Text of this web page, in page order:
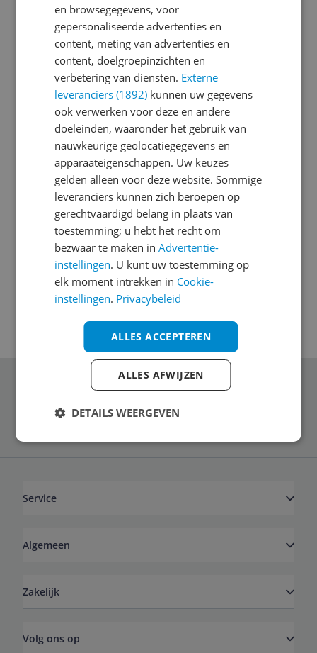
Je wachtwoord moet minimaal 6 karakters
bevatten
Wachtwoord herhalen
Ik ga akkoord met deAlgemene Voorwaarden
en hetprivacy statementvan Reshift
Ik ontvang graag interessante acties en
aanbiedingen van Kieskeurig.nl en
Digitalvia e-mail
Aanmelden
Schrijf je in voor onze nieuwsbrief
Service
Algemeen
Zakelijk
Volg ons op
en browsegegevens, voor
gepersonaliseerde advertenties en
content, meting van advertenties en
content, doelgroepinzichten en
verbetering van diensten. Externe
leveranciers (1892) kunnen uw gegevens
ook verwerken voor deze en andere
doeleinden, waaronder het gebruik van
nauwkeurige geolocatiegegevens en
apparaateigenschappen. Uw keuzes
gelden alleen voor deze website. Sommige
leveranciers kunnen zich beroepen op
gerechtvaardigd belang in plaats van
toestemming; u hebt het recht om
bezwaar te maken inAdvertentie-
instellingen. U kunt uw toestemming op
elk moment intrekken in Cookie-
instellingen. Privacybeleid
ALLES ACCEPTEREN
ALLES AFWIJZEN
DETAILS WEERGEVEN